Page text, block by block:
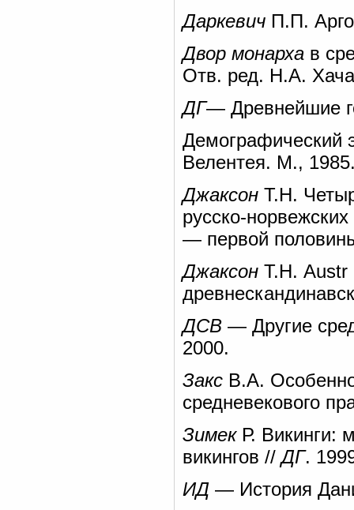
Даркевич П.П.
Двор монарха в
Отв. ред. Н.А.
ДГ— Древнейшие
Демографический
Велентея. М.,
Джаксон Т.Н.
русско-
— первой
Джаксон Т.Н. Austr
ДСВ — Другие
2000.
Закс В.А.
средневекового
ЗимекР. Викинги:
викингов //ДГ.
ИД — История